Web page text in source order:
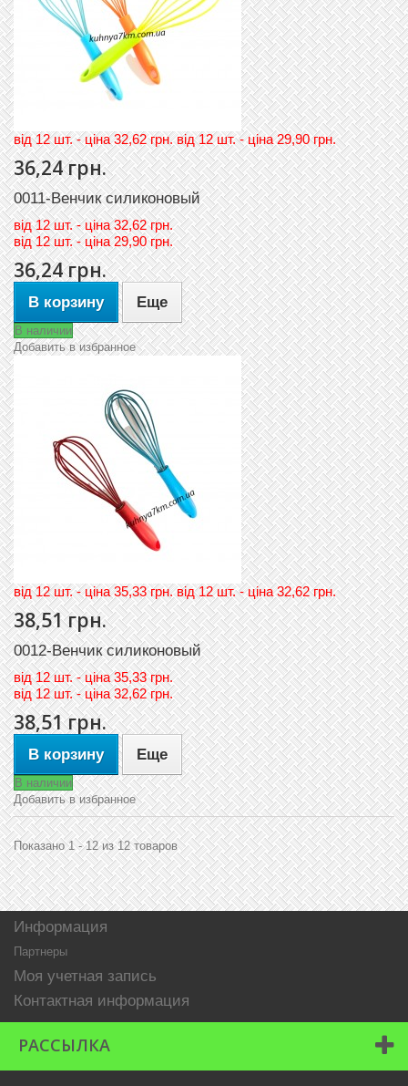
вiд 12 шт. - цiна 32,62 грн. вiд 12 шт. - цiна 29,90 грн.
36,24 грн.
0011-Венчик силиконовый
вiд12 шт. - цiна 32,62 грн.
вiд12 шт. - цiна 29,90 грн.
36,24 грн.
В корзину Еще
В наличии
Добавить в избранное
вiд 12 шт. - цiна 35,33 грн. вiд 12 шт. - цiна 32,62 грн.
38,51 грн.
0012-Венчик силиконовый
вiд12 шт. - цiна 35,33 грн.
вiд12 шт. - цiна 32,62 грн.
38,51 грн.
В корзину Еще
В наличии
Добавить в избранное
Показано 1 - 12 из 12 товаров
Информация
Партнеры
Моя учетная запись
Контактная информация
РАССЫЛКА